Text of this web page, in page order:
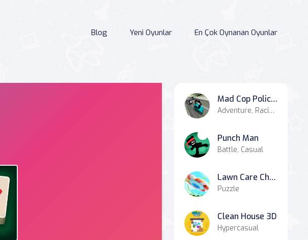
Blog Yeni Oyunlar En Çok Oynanan Oyunlar
Mad Cop Police Car Race :Police Car vs Gangster Escape
Adventure, Racing & Driving, Agility, Battle, Casual
Punch Man
Battle, Casual
Lawn Care Challenge
Puzzle
Clean House 3D
Hypercasual